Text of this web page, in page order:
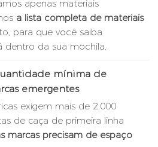
apenas materiais
a lista completa de materiais
para que você saiba
dentro da sua mochila.
mínima de
emergentes
exigem mais de 2.000
de caça de primeira linha
marcas precisam de espaço